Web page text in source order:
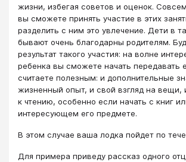
жизни, избегая советов и оценок.
вы сможете принять участие в этих
разделить с ним это увлечение. Дети в
бывают очень благодарны родителям.
результат такого участия: на волне
ребенка вы сможете начать передавать
считаете полезным: и дополнительные
жизненный опыт, и свой взгляд на вещи,
к чтению, особенно если начать с книг
интересующем его предмете.
В этом случае ваша лодка пойдет по
Для примера приведу рассказ одного